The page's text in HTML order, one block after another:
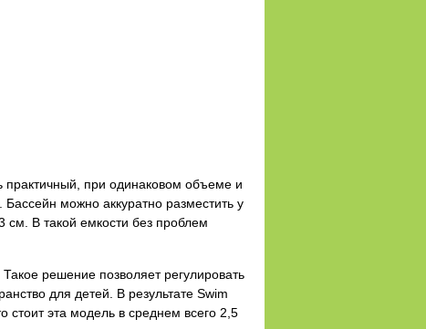
практичный, при одинаковом объеме и
можно аккуратно разместить у
В такой емкости без проблем
решение позволяет регулировать
для детей. В результате Swim
стоит эта модель в среднем всего 2,5